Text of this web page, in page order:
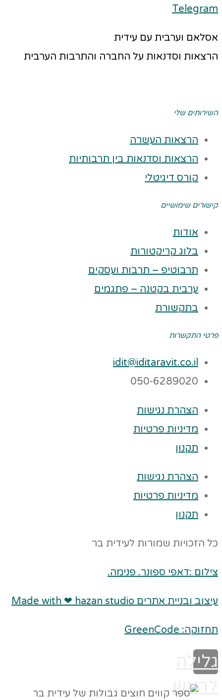
Telegram
אסלאם וערבית עם עידית
הרצאות וסדנאות על החברה והתרבות הערבית
השירותים שלי
הרצאות העשרה
הרצאות וסדנאות בין תרבותיות
קורס דיגיטלי
קישורים שימושיים
אודות
בלוג קריקטורות
תרבוטיפ – תרבות ועסקים
ערבית בקטנה – פתגמים
בתקשורת
פרטי התקשרות
idit@iditaravit.co.il
050-6289020
הצהרת נגישות
מדיניות פרטיות
תקנון
הצהרת נגישות
מדיניות פרטיות
תקנון
כל הזכויות שמורות לעידית בר
צילום :דאפי ספונר. פנימה.
עיצוב ובניית אתרים Made with ❤ hazan studio
תחזוקה: GreenCode
גלילה
לראש